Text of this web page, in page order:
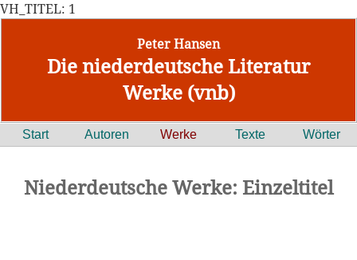
VH_TITEL: 1
Peter Hansen
Die niederdeutsche Literatur
Werke (vnb)
Start Autoren Werke Texte Wörter
Niederdeutsche Werke: Einzeltitel